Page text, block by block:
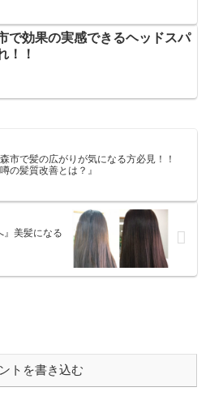
で効果の実感できるヘッドスパ
！！
市で髪の広がりが気になる方必見！！
噂の髪質改善とは？』
』美髪になる
トを書き込む